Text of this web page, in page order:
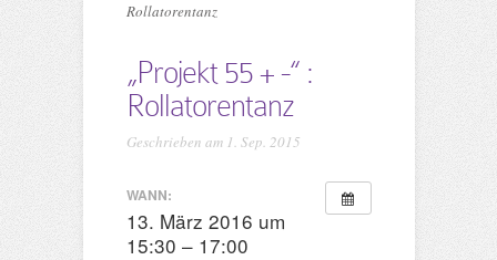
Rollatorentanz
„Projekt 55 + -“ :
Rollatorentanz
Geschrieben am 1. Sep. 2015
WANN:
13. März 2016 um
15:30 – 17:00